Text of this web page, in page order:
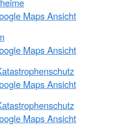
Maps Ansicht
Maps Ansicht
Maps Ansicht
Maps Ansicht